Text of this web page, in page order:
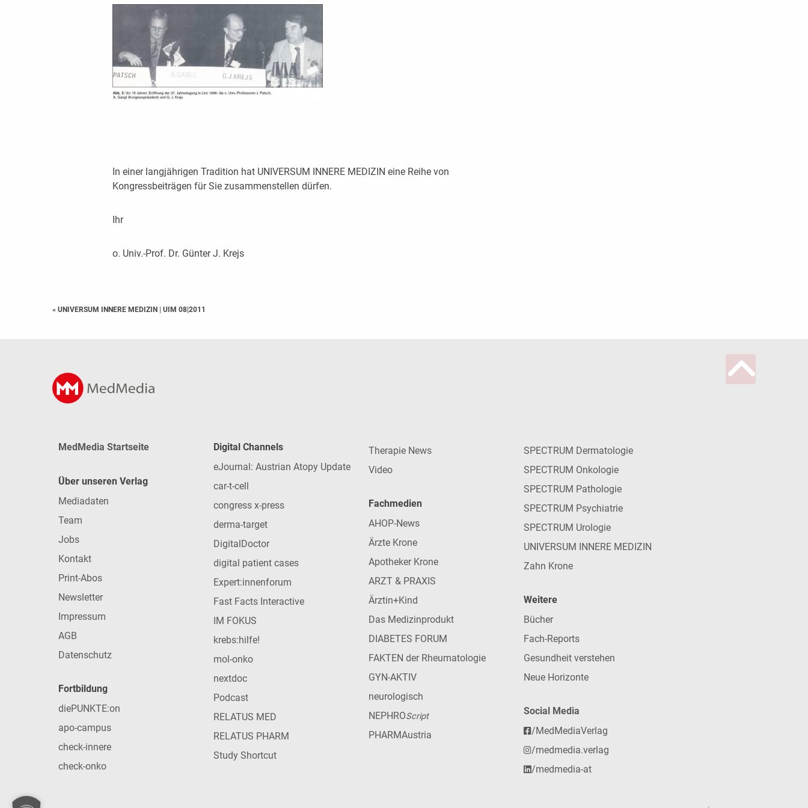
In einer langjährigen Tradition hat UNIVERSUM INNERE MEDIZIN eine Reihe von
Kongressbeiträgen für Sie zusammenstellen dürfen.
Ihr
o. Univ.-Prof. Dr. Günter J. Krejs
« UNIVERSUM INNERE MEDIZIN | UIM 08|2011
MedMedia Startseite
Über unseren Verlag
Mediadaten
Team
Jobs
Kontakt
Print-Abos
Newsletter
Impressum
AGB
Datenschutz
Fortbildung
diePUNKTE:on
apo-campus
check-innere
check-onko
Digital Channels
eJournal: Austrian Atopy Update
car-t-cell
congress x-press
derma-target
DigitalDoctor
digital patient cases
Expert:innenforum
Fast Facts Interactive
IM FOKUS
krebs:hilfe!
mol-onko
nextdoc
Podcast
RELATUS MED
RELATUS PHARM
Study Shortcut
Therapie News
Video
Fachmedien
AHOP-News
Ärzte Krone
Apotheker Krone
ARZT & PRAXIS
Ärztin+Kind
Das Medizinprodukt
DIABETES FORUM
FAKTEN der Rheumatologie
GYN-AKTIV
neurologisch
NEPHROScript
PHARMAustria
SPECTRUM Dermatologie
SPECTRUM Onkologie
SPECTRUM Pathologie
SPECTRUM Psychiatrie
SPECTRUM Urologie
UNIVERSUM INNERE MEDIZIN
Zahn Krone
Weitere
Bücher
Fach-Reports
Gesundheit verstehen
Neue Horizonte
Social Media
/MedMediaVerlag
/medmedia.verlag
/medmedia-at